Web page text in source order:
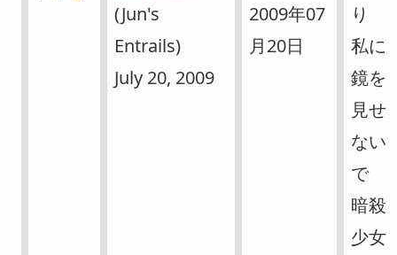
(Jun's
Entrails)
July 20, 2009
2009年07
月20日
り
私に
鏡を
見せ
ない
で
暗殺
少女